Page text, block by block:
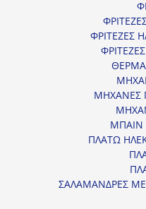
ΦΡΙΤΕΖΕΣ
ΜΗΧΑΝΕΣ
ΜΠΑΙΝ
ΠΛΑΤΩ
ΣΑΛΑΜΑΝΔΡΕΣ